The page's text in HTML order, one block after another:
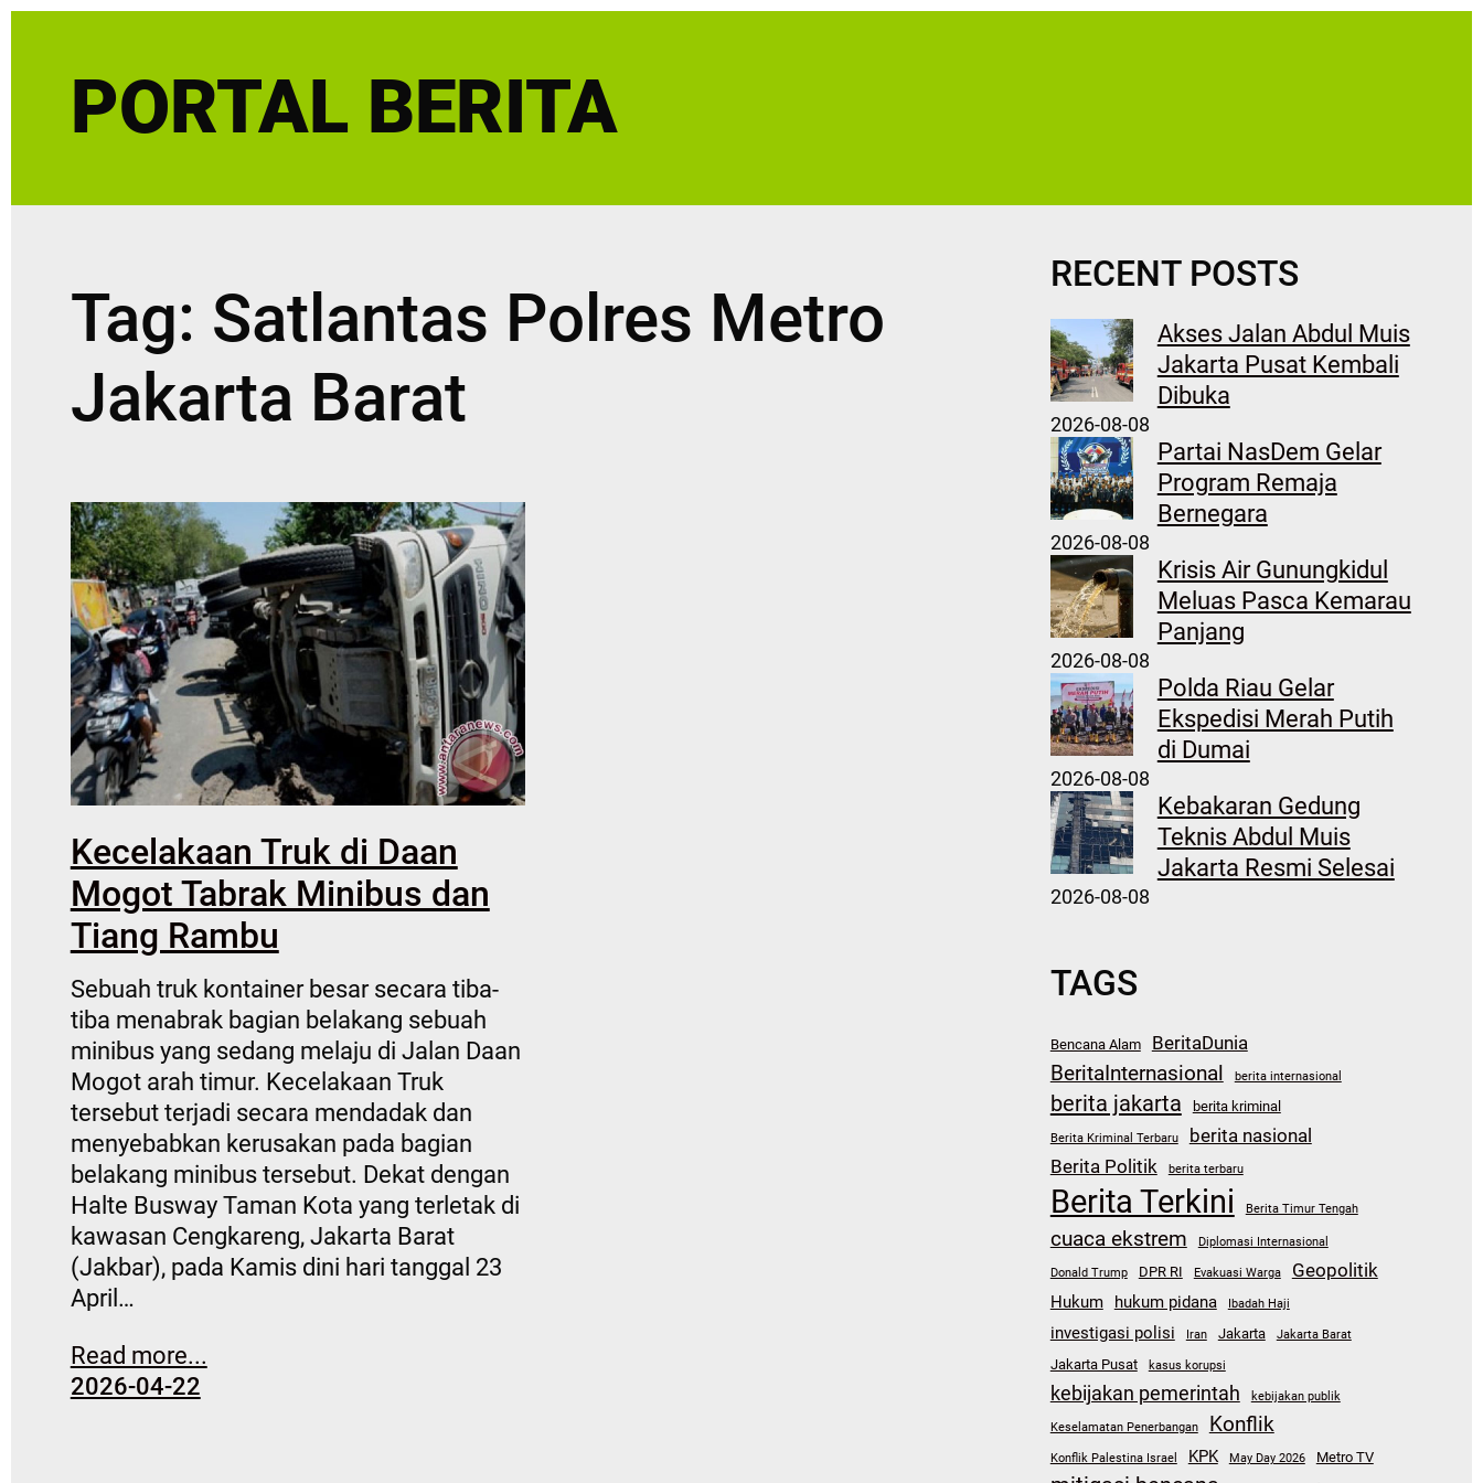
contentPORTAL BERITA
Tag: Satlantas Polres Metro
Jakarta Barat
Kecelakaan Truk di Daan
Mogot Tabrak Minibus dan
Tiang Rambu
Sebuah truk kontainer besar secara tiba-
tiba menabrak bagian belakang sebuah
minibus yang sedang melaju di Jalan Daan
Mogot arah timur. Kecelakaan Truk
tersebut terjadi secara mendadak dan
menyebabkan kerusakan pada bagian
belakang minibus tersebut. Dekat dengan
Halte Busway Taman Kota yang terletak di
kawasan Cengkareng, Jakarta Barat
(Jakbar), pada Kamis dini hari tanggal 23
April…
Read more...
2026-04-22
RECENT POSTS
Akses Jalan Abdul Muis
Jakarta Pusat Kembali
Dibuka
2026-08-08
Partai NasDem Gelar
Program Remaja
Bernegara
2026-08-08
Krisis Air Gunungkidul
Meluas Pasca Kemarau
Panjang
2026-08-08
Polda Riau Gelar
Ekspedisi Merah Putih
di Dumai
2026-08-08
Kebakaran Gedung
Teknis Abdul Muis
Jakarta Resmi Selesai
2026-08-08
TAGS
Bencana Alam BeritaDunia
BeritaInternasional berita internasional
berita jakarta berita kriminal
Berita Kriminal Terbaru
berita nasional
Berita Politik
berita terbaru
Berita Terkini Berita Timur Tengah
cuaca ekstrem Diplomasi Internasional
Donald Trump DPR RI Evakuasi Warga Geopolitik
Hukum hukum pidana Ibadah Haji
investigasi polisi Iran Jakarta Jakarta Barat
Jakarta Pusat kasus korupsi
kebijakan pemerintah kebijakan publik
Keselamatan Penerbangan Konflik
Konflik Palestina Israel KPK May Day 2026 Metro TV